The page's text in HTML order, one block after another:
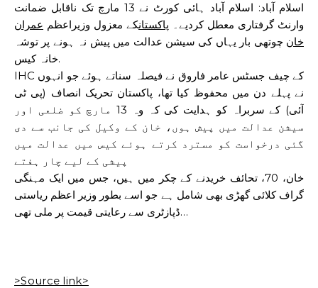
اسلام آباد: اسلام آباد ہائی کورٹ نے 13 مارچ تک ناقابل ضمانت
وارنٹ گرفتاری معطل کردیے۔ پاکستانکے معزول وزیراعظم عمران
خان چوتھی بار یہاں کی سیشن عدالت میں پیش نہ ہونے پر توشہ
خانہ کیس.
IHC کے چیف جسٹس عامر فاروق نے فیصلہ سناتے ہوئے جو انہوں
نے پہلے دن میں محفوظ کیا تھا، پاکستان تحریک انصاف (پی ٹی
آئی) کے سربراہ کو ہدایت کی کہ وہ 13 مارچ کو ضلعی اور
سیشن عدالت میں پیش ہوں، خان کے وکیل کی جانب سے دی
گئی درخواست کو مسترد کرتے ہوئے کیس میں عدالت میں
پیشی کے لیے چار ہفتے
خان، 70، تحائف خریدنے کے چکر میں ہیں، جس میں ایک مہنگی
گراف کلائی گھڑی بھی شامل ہے جو اسے بطور وزیر اعظم ریاستی
ڈپازٹری سے رعایتی قیمت پر ملی تھی…
>Source link>